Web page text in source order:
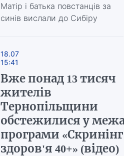
Матір і батька повстанців за
синів вислали до Сибіру
18.07
15:41
Вже понад 13 тисяч
жителів
Тернопільщини
обстежилися у
програми «Скринінг
здоров'я 40+» (відео)